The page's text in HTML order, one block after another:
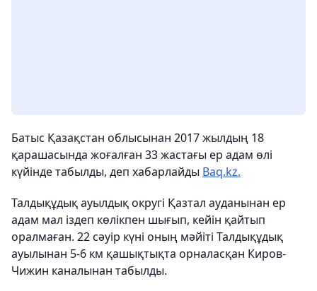
Батыс Қазақстан облысынан 2017 жылдың 18
қарашасында жоғалған 33 жастағы ер адам өлі
күйінде табылды, деп хабарлайды Baq.kz.
Талдықұдық ауылдық округі Қазтал ауданынан ер
адам мал іздеп көлікпен шығып, кейін қайтып
оралмаған. 22 сәуір күні оның мәйіті Талдықұдық
ауылынан 5-6 км қашықтықта орналасқан Киров-
Чижин каналынан табылды.